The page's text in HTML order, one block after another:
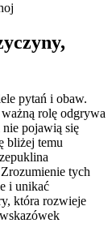
pytań i obaw.
rolę odgrywa
pojawią się
bliżej temu
tych
i unikać
która rozwieje